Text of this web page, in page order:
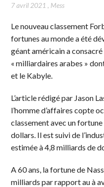
7 avril 2021 , Mess
Le nouveau classement
fortunes au monde a été
géant américain a
« milliardaires arabes »
et le Kabyle.
L’article rédigé par Jason
l’homme d’affaires copte
classement avec un fortune
dollars. Il est suivi de
estimée à 4,8 milliards de
A 60 ans, la fortune de
milliards par rapport au à